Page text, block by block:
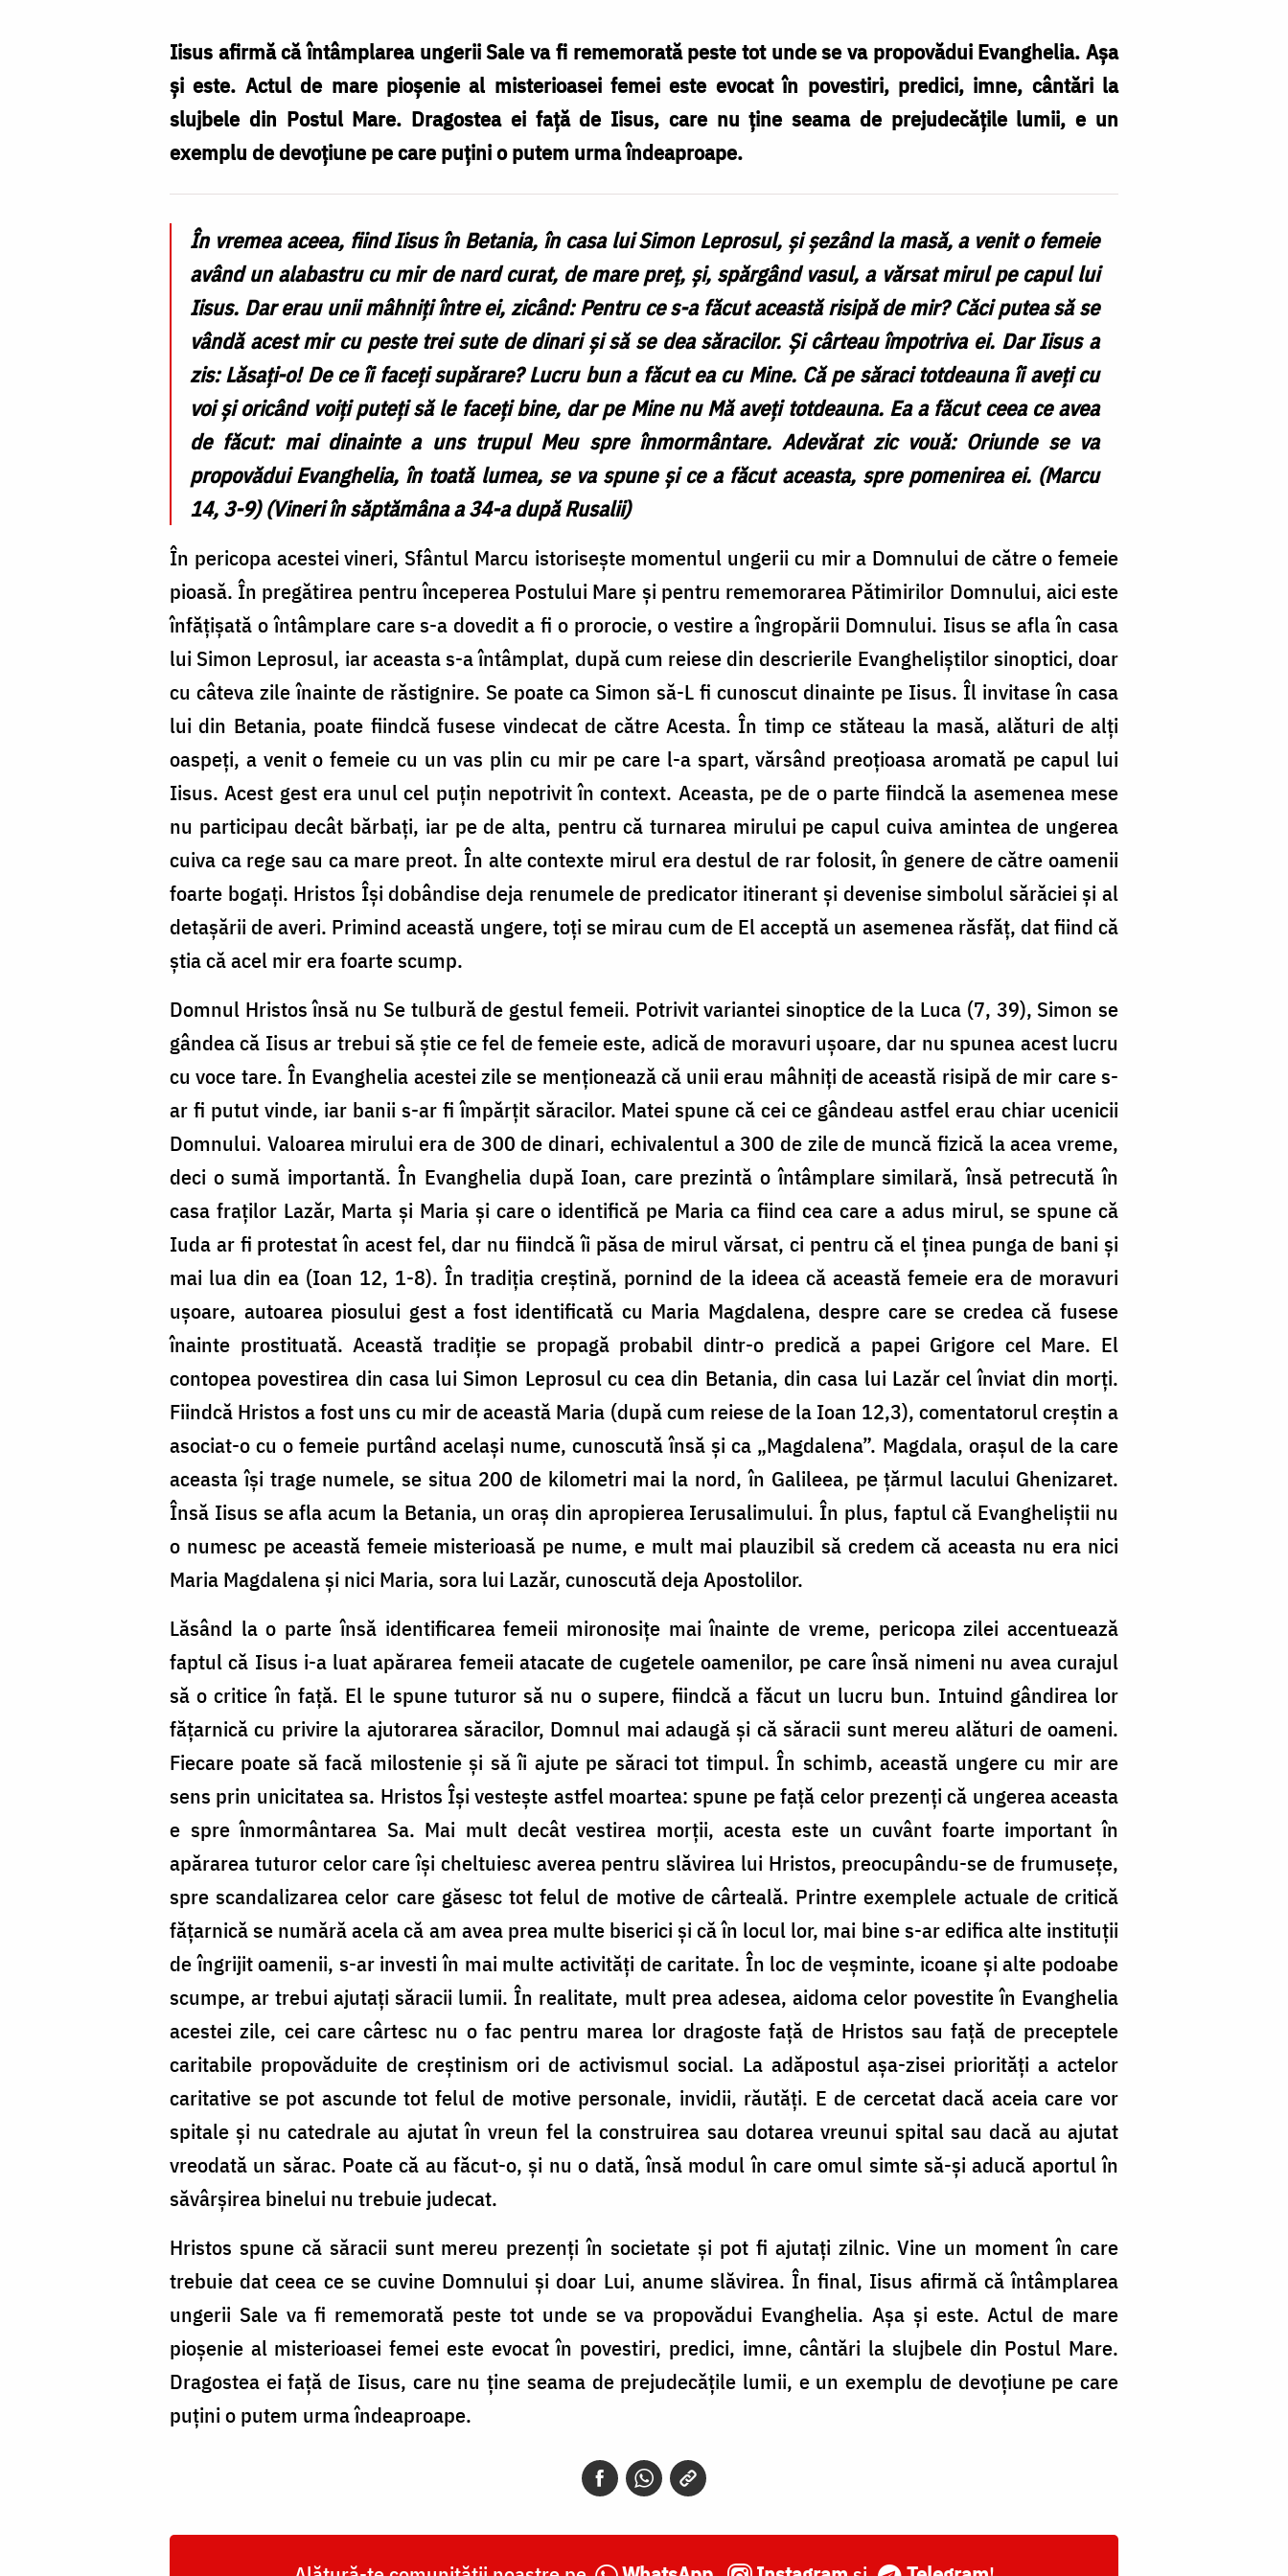
Iisus afirmă că întâmplarea ungerii Sale va fi rememorată peste tot unde se va propovădui Evanghelia. Așa
și este. Actul de mare pioșenie al misterioasei femei este evocat în povestiri, predici, imne, cântări la
slujbele din Postul Mare. Dragostea ei față de Iisus, care nu ține seama de prejudecățile lumii, e un
exemplu de devoțiune pe care puțini o putem urma îndeaproape.
În vremea aceea, fiind Iisus în Betania, în casa lui Simon Leprosul, și șezând la masă, a venit o femeie
având un alabastru cu mir de nard curat, de mare preț, și, spărgând vasul, a vărsat mirul pe capul lui
Iisus. Dar erau unii mâhniți între ei, zicând: Pentru ce s-a făcut această risipă de mir? Căci putea să se
vândă acest mir cu peste trei sute de dinari și să se dea săracilor. Și cârteau împotriva ei. Dar Iisus a
zis: Lăsați-o! De ce îi faceți supărare? Lucru bun a făcut ea cu Mine. Că pe săraci totdeauna îi aveți cu
voi și oricând voiți puteți să le faceți bine, dar pe Mine nu Mă aveți totdeauna. Ea a făcut ceea ce avea
de făcut: mai dinainte a uns trupul Meu spre înmormântare. Adevărat zic vouă: Oriunde se va
propovădui Evanghelia, în toată lumea, se va spune și ce a făcut aceasta, spre pomenirea ei. (Marcu
14, 3-9) (Vineri în săptămâna a 34-a după Rusalii)
În pericopa acestei vineri, Sfântul Marcu istorisește momentul ungerii cu mir a Domnului de către o femeie
pioasă. În pregătirea pentru începerea Postului Mare și pentru rememorarea Pătimirilor Domnului, aici este
înfățișată o întâmplare care s-a dovedit a fi o prorocie, o vestire a îngropării Domnului. Iisus se afla în casa
lui Simon Leprosul, iar aceasta s-a întâmplat, după cum reiese din descrierile Evangheliștilor sinoptici, doar
cu câteva zile înainte de răstignire. Se poate ca Simon să-L fi cunoscut dinainte pe Iisus. Îl invitase în casa
lui din Betania, poate fiindcă fusese vindecat de către Acesta. În timp ce stăteau la masă, alături de alți
oaspeți, a venit o femeie cu un vas plin cu mir pe care l-a spart, vărsând preoțioasa aromată pe capul lui
Iisus. Acest gest era unul cel puțin nepotrivit în context. Aceasta, pe de o parte fiindcă la asemenea mese
nu participau decât bărbați, iar pe de alta, pentru că turnarea mirului pe capul cuiva amintea de ungerea
cuiva ca rege sau ca mare preot. În alte contexte mirul era destul de rar folosit, în genere de către oamenii
foarte bogați. Hristos Își dobândise deja renumele de predicator itinerant și devenise simbolul sărăciei și al
detașării de averi. Primind această ungere, toți se mirau cum de El acceptă un asemenea răsfăț, dat fiind că
știa că acel mir era foarte scump.
Domnul Hristos însă nu Se tulbură de gestul femeii. Potrivit variantei sinoptice de la Luca (7, 39), Simon se
gândea că Iisus ar trebui să știe ce fel de femeie este, adică de moravuri ușoare, dar nu spunea acest lucru
cu voce tare. În Evanghelia acestei zile se menționează că unii erau mâhniți de această risipă de mir care s-
ar fi putut vinde, iar banii s-ar fi împărțit săracilor. Matei spune că cei ce gândeau astfel erau chiar ucenicii
Domnului. Valoarea mirului era de 300 de dinari, echivalentul a 300 de zile de muncă fizică la acea vreme,
deci o sumă importantă. În Evanghelia după Ioan, care prezintă o întâmplare similară, însă petrecută în
casa fraților Lazăr, Marta și Maria și care o identifică pe Maria ca fiind cea care a adus mirul, se spune că
Iuda ar fi protestat în acest fel, dar nu fiindcă îi păsa de mirul vărsat, ci pentru că el ținea punga de bani și
mai lua din ea (Ioan 12, 1-8). În tradiția creștină, pornind de la ideea că această femeie era de moravuri
ușoare, autoarea piosului gest a fost identificată cu Maria Magdalena, despre care se credea că fusese
înainte prostituată. Această tradiție se propagă probabil dintr-o predică a papei Grigore cel Mare. El
contopea povestirea din casa lui Simon Leprosul cu cea din Betania, din casa lui Lazăr cel înviat din morți.
Fiindcă Hristos a fost uns cu mir de această Maria (după cum reiese de la Ioan 12,3), comentatorul creștin a
asociat-o cu o femeie purtând același nume, cunoscută însă și ca „Magdalena”. Magdala, orașul de la care
aceasta își trage numele, se situa 200 de kilometri mai la nord, în Galileea, pe țărmul lacului Ghenizaret.
Însă Iisus se afla acum la Betania, un oraș din apropierea Ierusalimului. În plus, faptul că Evangheliștii nu
o numesc pe această femeie misterioasă pe nume, e mult mai plauzibil să credem că aceasta nu era nici
Maria Magdalena și nici Maria, sora lui Lazăr, cunoscută deja Apostolilor.
Lăsând la o parte însă identificarea femeii mironosițe mai înainte de vreme, pericopa zilei accentuează
faptul că Iisus i-a luat apărarea femeii atacate de cugetele oamenilor, pe care însă nimeni nu avea curajul
să o critice în față. El le spune tuturor să nu o supere, fiindcă a făcut un lucru bun. Intuind gândirea lor
fățarnică cu privire la ajutorarea săracilor, Domnul mai adaugă și că săracii sunt mereu alături de oameni.
Fiecare poate să facă milostenie și să îi ajute pe săraci tot timpul. În schimb, această ungere cu mir are
sens prin unicitatea sa. Hristos Își vestește astfel moartea: spune pe față celor prezenți că ungerea aceasta
e spre înmormântarea Sa. Mai mult decât vestirea morții, acesta este un cuvânt foarte important în
apărarea tuturor celor care își cheltuiesc averea pentru slăvirea lui Hristos, preocupându-se de frumusețe,
spre scandalizarea celor care găsesc tot felul de motive de cârteală. Printre exemplele actuale de critică
fățarnică se numără acela că am avea prea multe biserici și că în locul lor, mai bine s-ar edifica alte instituții
de îngrijit oamenii, s-ar investi în mai multe activități de caritate. În loc de veșminte, icoane și alte podoabe
scumpe, ar trebui ajutați săracii lumii. În realitate, mult prea adesea, aidoma celor povestite în Evanghelia
acestei zile, cei care cârtesc nu o fac pentru marea lor dragoste față de Hristos sau față de preceptele
caritabile propovăduite de creștinism ori de activismul social. La adăpostul așa-zisei priorități a actelor
caritative se pot ascunde tot felul de motive personale, invidii, răutăți. E de cercetat dacă aceia care vor
spitale și nu catedrale au ajutat în vreun fel la construirea sau dotarea vreunui spital sau dacă au ajutat
vreodată un sărac. Poate că au făcut-o, și nu o dată, însă modul în care omul simte să-și aducă aportul în
săvârșirea binelui nu trebuie judecat.
Hristos spune că săracii sunt mereu prezenți în societate și pot fi ajutați zilnic. Vine un moment în care
trebuie dat ceea ce se cuvine Domnului și doar Lui, anume slăvirea. În final, Iisus afirmă că întâmplarea
ungerii Sale va fi rememorată peste tot unde se va propovădui Evanghelia. Așa și este. Actul de mare
pioșenie al misterioasei femei este evocat în povestiri, predici, imne, cântări la slujbele din Postul Mare.
Dragostea ei față de Iisus, care nu ține seama de prejudecățile lumii, e un exemplu de devoțiune pe care
puțini o putem urma îndeaproape.